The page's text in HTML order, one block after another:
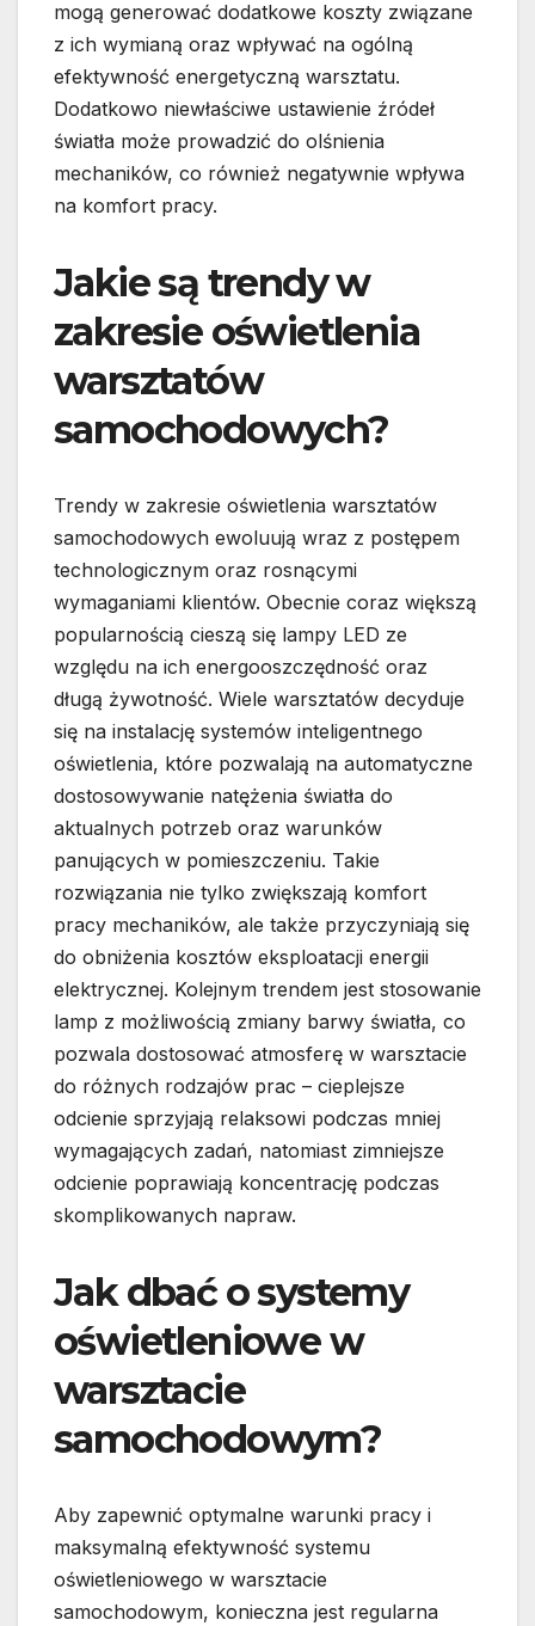
mogą generować dodatkowe koszty związane
z ich wymianą oraz wpływać na ogólną
efektywność energetyczną warsztatu.
Dodatkowo niewłaściwe ustawienie źródeł
światła może prowadzić do olśnienia
mechaników, co również negatywnie wpływa
na komfort pracy.
Jakie są trendy w
zakresie oświetlenia
warsztatów
samochodowych?
Trendy w zakresie oświetlenia warsztatów
samochodowych ewoluują wraz z postępem
technologicznym oraz rosnącymi
wymaganiami klientów. Obecnie coraz większą
popularnością cieszą się lampy LED ze
względu na ich energooszczędność oraz
długą żywotność. Wiele warsztatów decyduje
się na instalację systemów inteligentnego
oświetlenia, które pozwalają na automatyczne
dostosowywanie natężenia światła do
aktualnych potrzeb oraz warunków
panujących w pomieszczeniu. Takie
rozwiązania nie tylko zwiększają komfort
pracy mechaników, ale także przyczyniają się
do obniżenia kosztów eksploatacji energii
elektrycznej. Kolejnym trendem jest stosowanie
lamp z możliwością zmiany barwy światła, co
pozwala dostosować atmosferę w warsztacie
do różnych rodzajów prac – cieplejsze
odcienie sprzyjają relaksowi podczas mniej
wymagających zadań, natomiast zimniejsze
odcienie poprawiają koncentrację podczas
skomplikowanych napraw.
Jak dbać o systemy
oświetleniowe w
warsztacie
samochodowym?
Aby zapewnić optymalne warunki pracy i
maksymalną efektywność systemu
oświetleniowego w warsztacie
samochodowym, konieczna jest regularna